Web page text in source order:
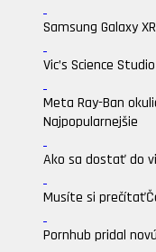
Samsung Galaxy
Vic’s Science
Meta Ray-Ban
Najpopularnejšie
Ako sa dostať do
Musíte si prečítať
Pornhub pridal